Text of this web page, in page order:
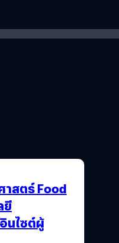
าสตร์ Food
ยี
นไซต์ผู้